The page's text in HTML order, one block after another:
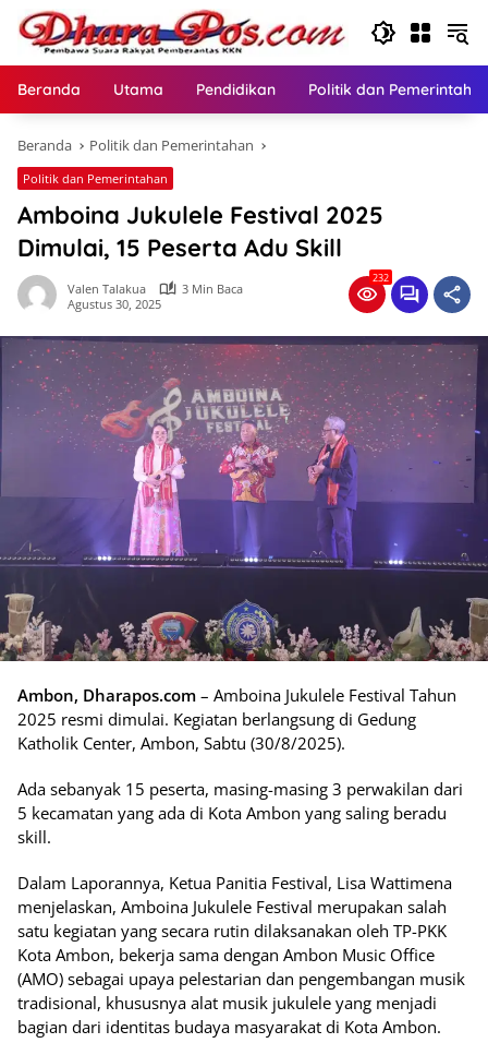
Langsung
konten
Beranda Utama Pendidikan Politik dan
Beranda Politik dan Pemerintahan
Politik dan Pemerintahan
Amboina Jukulele Festival 2025
Dimulai, 15 Peserta Adu Skill
Valen Talakua
3 Min Baca
Agustus 30, 2025
232
Ambon, Dharapos.com – Amboina Jukulele Festival Tahun
2025 resmi dimulai. Kegiatan berlangsung di Gedung
Katholik Center, Ambon, Sabtu (30/8/2025).
Ada sebanyak 15 peserta, masing-masing 3 perwakilan dari
5 kecamatan yang ada di Kota Ambon yang saling beradu
skill.
Dalam Laporannya, Ketua Panitia Festival, Lisa Wattimena
menjelaskan, Amboina Jukulele Festival merupakan salah
satu kegiatan yang secara rutin dilaksanakan oleh TP-PKK
Kota Ambon, bekerja sama dengan Ambon Music Office
(AMO) sebagai upaya pelestarian dan pengembangan musik
tradisional, khususnya alat musik jukulele yang menjadi
bagian dari identitas budaya masyarakat di Kota Ambon.